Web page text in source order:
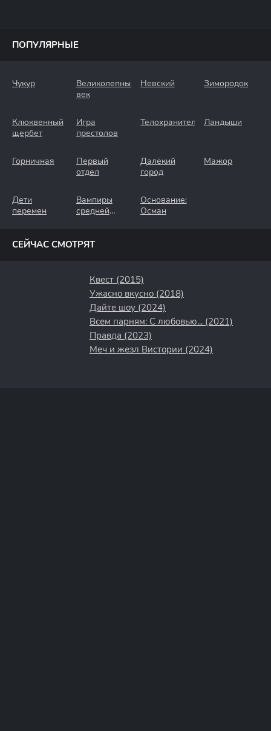
ПОПУЛЯРНЫЕ
Чукур
Великолепный
век
Невский Зимородок
Клюквенный
щербет
Игра
престолов
Телохранители Ландыши
Горничная
Первый
отдел
Далёкий
город
Мажор
Дети
перемен
Вампиры
средней
Основание:
Осман
СЕЙЧАС СМОТРЯТ
Квест (2015)
Ужасно вкусно (2018)
Дайте шоу (2024)
Всем парням: С любовью... (2021)
Правда (2023)
Меч и жезл Вистории (2024)